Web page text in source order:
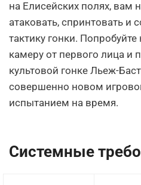
на Елисейских полях, вам
атаковать, спринтовать и
тактику гонки.
камеру от первого лица и
культовой гонке Льеж-
совершенно новом
испытанием на время.
Системные